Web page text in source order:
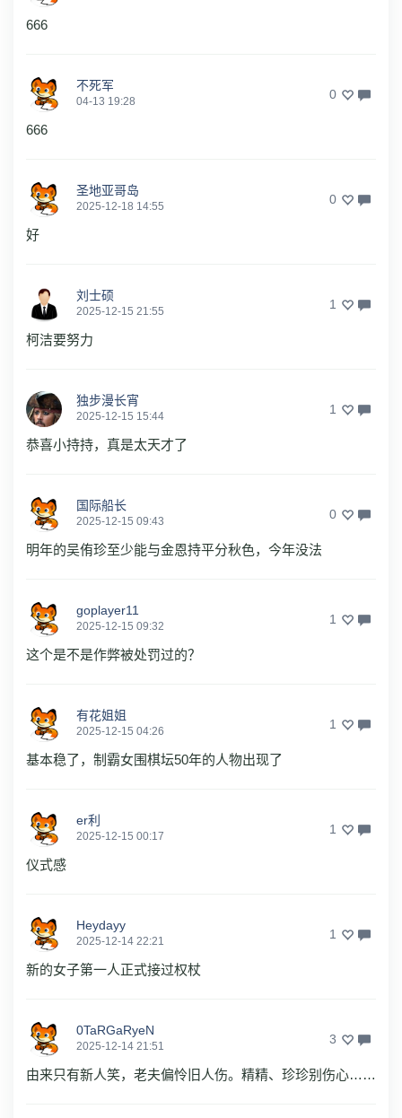
666
不死军
04-13 19:28 0
666
圣地亚哥岛
2025-12-18 14:55 0
好
刘士硕
2025-12-15 21:55 1
柯洁要努力
独步漫长宵
2025-12-15 15:44 1
恭喜小持持，真是太天才了
国际船长
2025-12-15 09:43 0
明年的吴侑珍至少能与金恩持平分秋色，今年没法
goplayer11
2025-12-15 09:32 1
这个是不是作弊被处罚过的？
有花姐姐
2025-12-15 04:26 1
基本稳了，制霸女围棋坛50年的人物出现了
er利
2025-12-15 00:17 1
仪式感
Heydayy
2025-12-14 22:21 1
新的女子第一人正式接过权杖
0TaRGaRyeN
2025-12-14 21:51 3
由来只有新人笑，老夫偏怜旧人伤。精精、珍珍别伤心……